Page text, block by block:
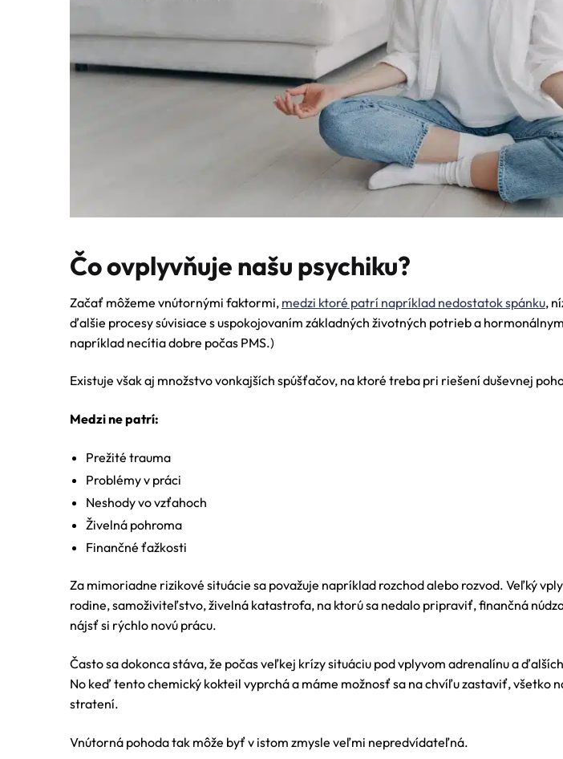
Čo ovplyvňuje našu psychiku?
Začať môžeme vnútornými faktormi, medzi ktoré patrí napríklad nedostatok spánku,
ďalšie procesy súvisiace s uspokojovaním základných životných potrieb a
napríklad necítia dobre počas PMS.)
Existuje však aj množstvo vonkajších spúšťačov, na ktoré treba pri riešení duševnej
Medzi ne patrí:
Prežité trauma
Problémy v práci
Neshody vo vzťahoch
Živelná pohroma
Finančné ťažkosti
Za mimoriadne rizikové situácie sa považuje napríklad rozchod alebo rozvod. Veľký
rodine, samoživiteľstvo, živelná katastrofa, na ktorú sa nedalo pripraviť, finančná
nájsť si rýchlo novú prácu.
Často sa dokonca stáva, že počas veľkej krízy situáciu pod vplyvom adrenalínu a
No keď tento chemický kokteil vyprchá a máme možnosť sa na chvíľu zastaviť, všetko
stratení.
Vnútorná pohoda tak môže byť v istom zmysle veľmi nepredvídateľná.